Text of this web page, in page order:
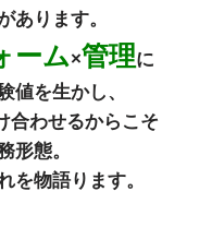
あります。
ーム×管理に
値を生かし、
合わせるからこそ
形態。
を物語ります。